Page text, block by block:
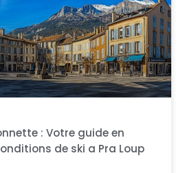
: Votre guide en
de ski a Pra Loup